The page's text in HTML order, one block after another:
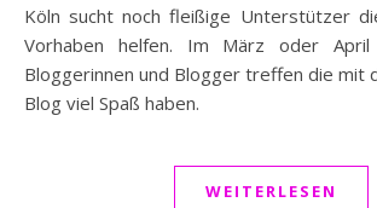
Köln sucht noch fleißige Unterstützer
Vorhaben helfen. Im März oder
Bloggerinnen und Blogger treffen die mit
Blog viel Spaß haben.
WEITERLESEN